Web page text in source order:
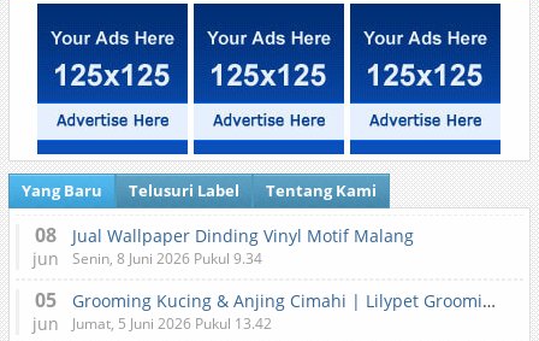
Yang Baru Telusuri Label Tentang Kami
08
jun
Jual Wallpaper Dinding Vinyl Motif Malang
Senin, 8 Juni 2026 Pukul 9.34
05
jun
Grooming Kucing & Anjing Cimahi | Lilypet Grooming & Pet Hotel
Jumat, 5 Juni 2026 Pukul 13.42